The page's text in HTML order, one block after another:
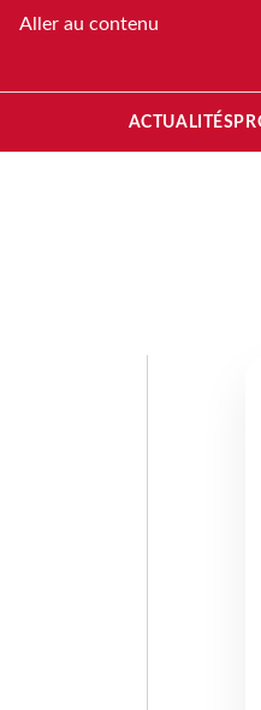
Aller au contenu
ACTUALITÉS